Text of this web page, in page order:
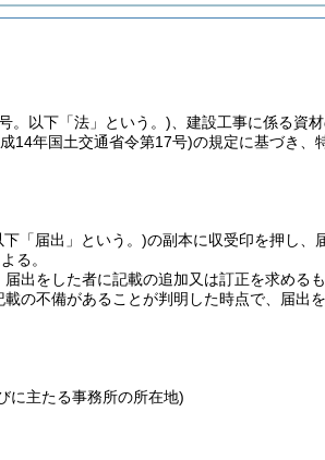
。以下「法」という。) 、建設工事に係る資
14年国土交通省令第17号)の規定に基づき、
下「届出」という。)の副本に収受印を押し、
る。
出をした者に記載の追加又は訂正を求めるも
の不備があることが判明した時点で、届出
に主たる事務所の所在地)